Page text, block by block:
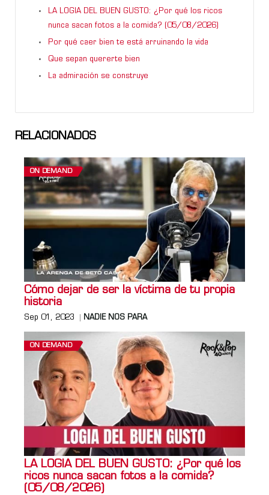
LA LOGIA DEL BUEN GUSTO: ¿Por qué los ricos
nunca sacan fotos a la comida? (05/08/2026)
Por qué caer bien te está arruinando la vida
Que sepan quererte bien
La admiración se construye
RELACIONADOS
ON DEMAND
Cómo dejar de ser la víctima de tu propia
historia
Sep 01, 2023 NADIE NOS PARA
ON DEMAND
LA LOGIA DEL BUEN GUSTO: ¿Por qué los
ricos nunca sacan fotos a la comida?
(05/08/2026)